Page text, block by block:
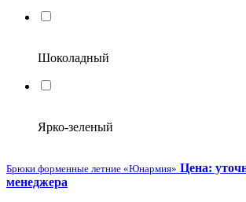
Шоколадный
Ярко-зеленый
Брюки форменные летние «Юнармия» Цена:
менеджера